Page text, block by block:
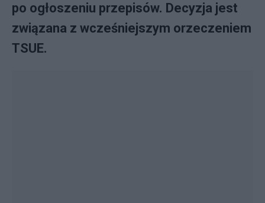
po ogłoszeniu przepisów. Decyzja jest
związana z wcześniejszym orzeczeniem
TSUE.